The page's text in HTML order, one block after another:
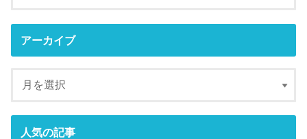
アーカイブ
人気の記事